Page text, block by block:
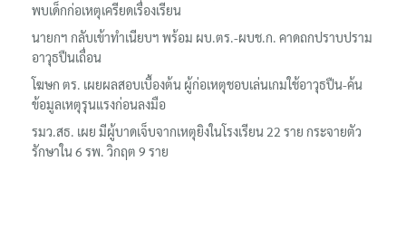
พบเด็กก่อเหตุเครียดเรื่องเรียน
นายกฯ กลับเข้าทำเนียบฯ พร้อม ผบ.ตร.-ผบช.ก. คาดถกปราบปราม
อาวุธปืนเถื่อน
โฆษก ตร. เผยผลสอบเบื้องต้น ผู้ก่อเหตุชอบเล่นเกมใช้อาวุธปืน-ค้น
ข้อมูลเหตุรุนแรงก่อนลงมือ
รมว.สธ. เผย มีผู้บาดเจ็บจากเหตุยิงในโรงเรียน 22 ราย กระจายตัว
รักษาใน 6 รพ. วิกฤต 9 ราย